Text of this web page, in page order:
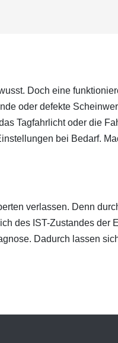
Doch eine
oder defekte
Tagfahrlicht oder die
bei Bedarf.
verlassen. Denn
des IST-Zustandes der
Dadurch lassen